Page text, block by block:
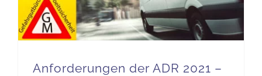
Anforderungen der ADR 2021 –